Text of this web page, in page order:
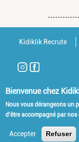
Kidiklik Recrute
Bienvenue chez
Nous vous dérangeons un
d'être accompagné par nos
Accepter Refuser